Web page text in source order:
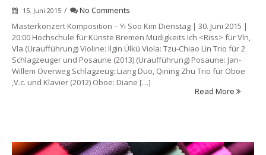
15. Juni 2015 /
No Comments
Masterkonzert Komposition – Yi Soo Kim Dienstag | 30. Juni 2015 |
20:00 Hochschule für Künste Bremen Müdigkeits Ich <Riss> für Vln,
Vla (Uraufführung) Violine: Ilgin Ülkü Viola: Tzu-Chiao Lin Trio für 2
Schlagzeuger und Posaune (2013) (Uraufführung) Posaune: Jan-
Willem Overweg Schlagzeug: Liang Duo, Qining Zhu Trio für Oboe
,V.c. und Klavier (2012) Oboe: Diane […]
Read More